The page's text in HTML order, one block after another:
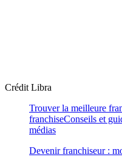
Crédit Libra
Trouver la meilleure
franchiseConseils et
médias
Devenir franchiseur :